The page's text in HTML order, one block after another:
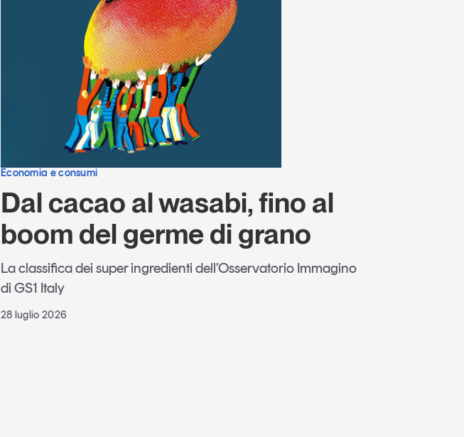
Economia e consumi
Dal cacao al wasabi, fino al
boom del germe di grano
La classifica dei super ingredienti dell’Osservatorio Immagino
di GS1 Italy
28 luglio 2026